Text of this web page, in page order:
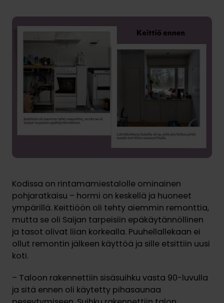
Kodissa on rintamamiestalolle ominainen
pohjaratkaisu – hormi on keskellä ja huoneet
ympärillä. Keittiöön oli tehty aiemmin remonttia,
mutta se oli Saijan tarpeisiin epäkäytännöllinen
ja tasot olivat liian korkealla. Puuhellallekaan ei
ollut remontin jälkeen käyttöä ja sille etsittiin uusi
koti.
– Taloon rakennettiin sisäsuihku vasta 90-luvulla
ja sitä ennen oli käytetty pihasaunaa